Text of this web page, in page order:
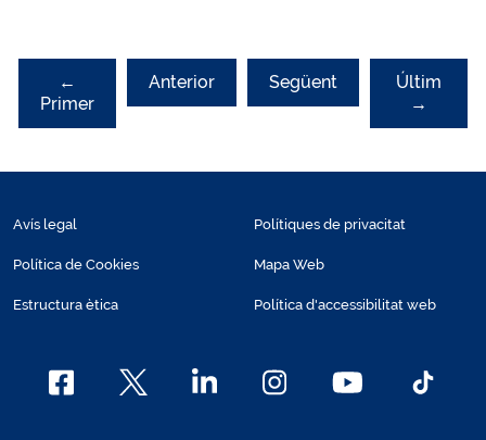
←
Primer
Anterior Següent
Últim
→
Avís legal
Política de Cookies
Estructura ètica
Polítiques de privacitat
Mapa Web
Política d'accessibilitat web